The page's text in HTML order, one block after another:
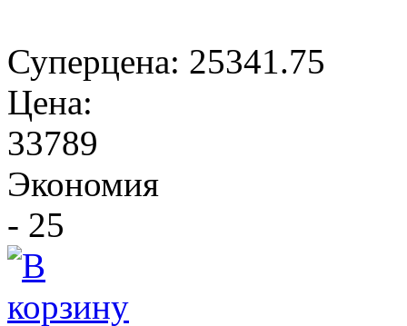
Суперцена: 25341.75
Цена:
33789
Экономия
- 25